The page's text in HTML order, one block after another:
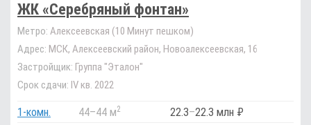
ЖК «Серебряный фонтан»
Метро: Алексеевская (10 Минут пешком)
Адрес: МСК, Алексеевский район, Новоалексеевская, 16
Застройщик: Группа "Эталон"
Срок сдачи: IV кв. 2022
1-комн. 44–44 м2 22.3–22.3 млн ₽